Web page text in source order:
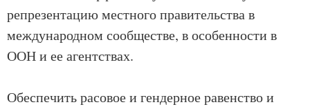
репрезентацию местного правительства в
международном сообществе, в особенности в
ООН и ее агентствах.
Обеспечить расовое и гендерное равенство и